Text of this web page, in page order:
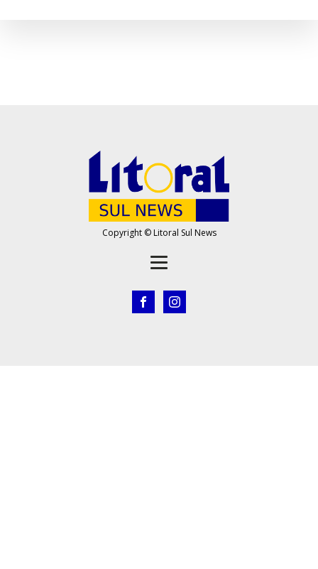
Copyright © Litoral Sul News